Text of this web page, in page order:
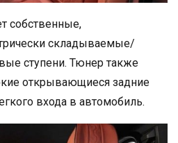
собственные,
складываемые/
ступени. Тюнер также
открывающиеся задние
входа в автомобиль.